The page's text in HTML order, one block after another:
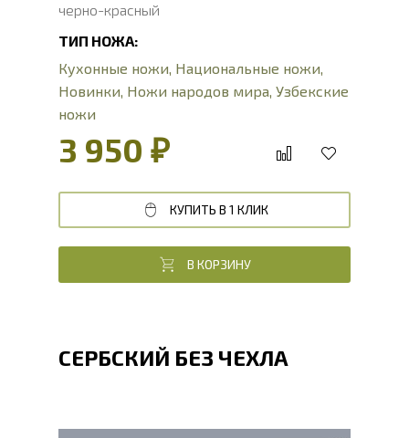
черно-красный
ТИП НОЖА:
Кухонные ножи, Национальные ножи,
Новинки, Ножи народов мира, Узбекские
ножи
3 950 ₽
КУПИТЬ В 1 КЛИК
В КОРЗИНУ
СЕРБСКИЙ БЕЗ ЧЕХЛА